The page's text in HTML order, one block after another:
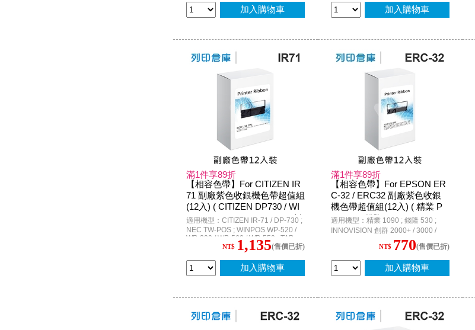
; G-STAR SA600N ; Epson RP-U420
P.O.S. / TM-H6000 / TM-H6000 II /
加入購物車 加入購物車
滿1件享89折
【相容色帶】For CITIZEN IR
71 副廠紫色收銀機色帶超值組
(12入) ( CITIZEN DP730 / WI
NPOS WP520 / TAP6688 / 創
群 2100 )
適用機型：CITIZEN IR-71 / DP-730 ;
NEC TW-POS ; WINPOS WP-520 /
WP-200 / WP-560 / WP-550 ; TAP-
6688 ; 創群 2100
NT$ 1,135(售價已折)
加入購物車
滿1件享89折
【相容色帶】For EPSON ER
C-32 / ERC32 副廠紫色收銀
機色帶超值組(12入) ( 精業 P
M1090 ; 錢隆 PM530 ; INNOV
ISION 創群 2000+ / 3000 ; Ep
son PR-U420 P.O.S. )
適用機型：精業 1090 ; 錢隆 530 ;
INNOVISION 創群 2000+ / 3000 /
3200 / 3200+ ; CASIO CE-2300 / CE-
4700 / CE-6700 / CE-6800 / TK-2200
; G-STAR SA600N ; Epson RP-U420
P.O.S. / TM-H6000 / TM-H6000 II /
NT$ 770(售價已折)
加入購物車